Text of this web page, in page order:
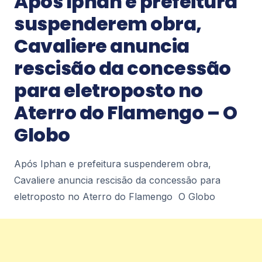
Notícias
Inverno inspira Ritual do Chá, atração
do Coa&Co Café, em Copacabana –
VEJA RIO
Inverno inspira Ritual do Chá, atração do Coa&Co
Café, em Copacabana VEJA RIO
1
Notícias
Rio de Janeiro concentra quase um
terço de casos de exercício ilegal da
Rio de Janeiro concentra quase um terço de
suspenderem obra,
Cavaliere anuncia
rescisão da concessão
para eletroposto no
Aterro do Flamengo – O
Globo
Após Iphan e prefeitura suspenderem obra,
Cavaliere anuncia rescisão da concessão para
eletroposto no Aterro do Flamengo O Globo